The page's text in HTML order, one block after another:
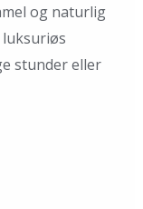
og naturlig
stunder eller